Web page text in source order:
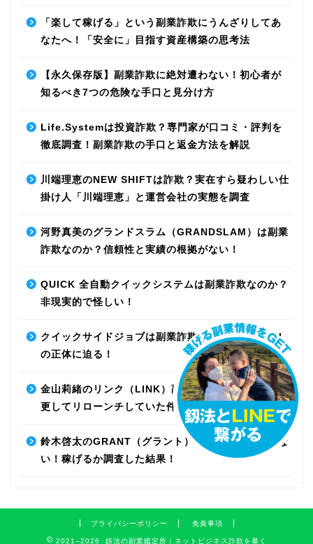
「楽して稼げる」という副業詐欺にうんざりしてあ
なたへ！「安全に」目指す資産構築の思考法
【永久保存版】副業詐欺に絶対遭わない！初心者が
知るべき7つの危険な手口と見分け方
Life.Systemは投資詐欺？専門家が口コミ・評判を
徹底調査！副業詐欺の手口と返金方法を解説
川端理恵のNEW SHIFTは詐欺？実在すら疑わしい仕
掛け人「川端理恵」と運営会社の実態を調査
河野真美のグランドスラム（GRANDSLAM）は副業
詐欺なのか？信頼性と実績の根拠がない！
QUICK 全自動クイックシステムは副業詐欺なのか？
非現実的で怪しい！
クイックサイドジョブは副業詐欺なのか？最先端AI
の正体に迫る！
金山莉緒のリンク（LINK）副業詐欺！運営会社を変
更してリローンチしていた件！【再編集】
鈴木啓太のGRANT（グラント）は副業詐欺で稼げな
い！稼げるか調査した結果！
プライバシーポリシー 免責事項
2021–2026 釼法の副業鑑定所｜ネットビジネス詐欺を暴く